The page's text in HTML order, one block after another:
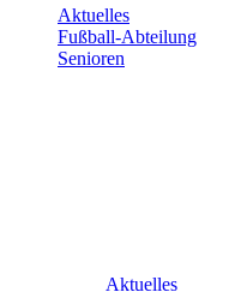
Aktuelles
Fußball-Abteilung
Senioren
Aktuelles